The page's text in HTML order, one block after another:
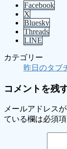
Facebook
X
Bluesky
Threads
LINE
カテゴリー
昨日のタブ
コメントを残
メールアドレス
ている欄は必須